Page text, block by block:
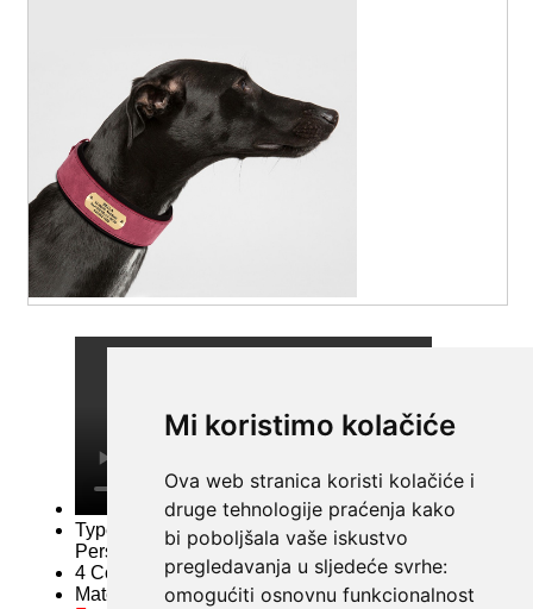
Mi koristimo kolačiće
Ova web stranica koristi kolačiće i
druge tehnologije praćenja kako
bi poboljšala vaše iskustvo
pregledavanja u sljedeće svrhe:
omogućiti osnovnu funkcionalnost